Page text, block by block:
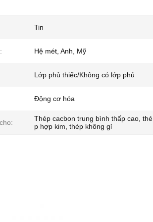
Tin
Hệ mét, Anh, Mỹ
Lớp phủ thiếc/Không có lớp phủ
Động cơ hóa
Thép cacbon trung bình thấp cao, thé
p hợp kim, thép không gỉ